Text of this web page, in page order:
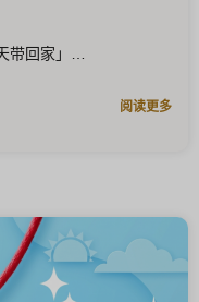
回家」
阅读更多